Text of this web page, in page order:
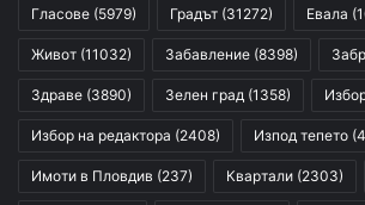
Гласове (5979) Градът (31272) Евала
Живот (11032) Забавление (8398)
Здраве (3890) Зелен град (1358)
Избор на редактора (2408) Изпод тепето
Имоти в Пловдив (237) Квартали (2303)